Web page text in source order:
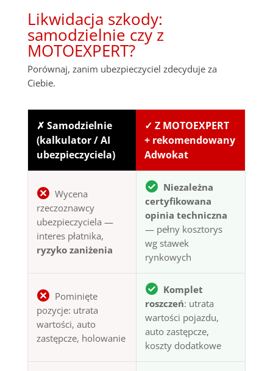
Likwidacja szkody:
samodzielnie czy z
MOTOEXPERT?
Porównaj, zanim ubezpieczyciel zdecyduje za
Ciebie.
✗ Samodzielnie
(kalkulator / AI
ubezpieczyciela)
✓ Z MOTOEXPERT
+ rekomendowany
Adwokat
Wycena
rzeczoznawcy
ubezpieczyciela —
interes płatnika,
ryzyko zaniżenia
Niezależna
certyfikowana
opinia techniczna
— pełny kosztorys
wg stawek
rynkowych
Pominięte
pozycje: utrata
wartości, auto
zastępcze, holowanie
Komplet
roszczeń: utrata
wartości pojazdu,
auto zastępcze,
koszty dodatkowe